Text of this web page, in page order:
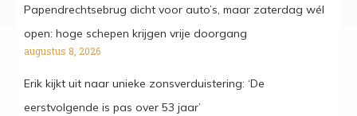
Papendrechtsebrug dicht voor auto’s, maar zaterdag wél
open: hoge schepen krijgen vrije doorgang
augustus 8, 2026
Erik kijkt uit naar unieke zonsverduistering: ‘De
eerstvolgende is pas over 53 jaar’